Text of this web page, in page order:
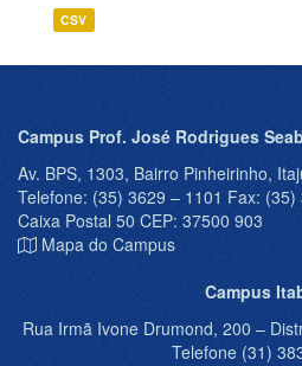
CSV
Campus Prof. José Rodrigues
Av. BPS, 1303, Bairro Pinheirinho,
Telefone: (35) 3629 – 1101 Fax: (35)
Caixa Postal 50 CEP: 37500 903
Mapa do Campus
Campus
Rua Irmã Ivone Drumond, 200 –
Telefone (31)